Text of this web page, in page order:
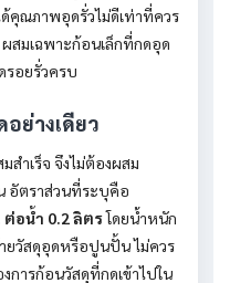
คุณภาพอุดรั่วไม่ดีเท่าที่ควร
สมเฉพาะก้อนเล็กที่กดอุด
รอยรั่วครบ
ย่างเดียว
สำเร็จ จึงไม่ต้องผสม
อัตราส่วนที่ระบุคือ
ต่อน้ำ 0.2 ลิตรโดยน้ำหนัก
ยวัสดุอุดหรือปูนปั้น ไม่ควร
การก้อนวัสดุที่กดเข้าไปใน